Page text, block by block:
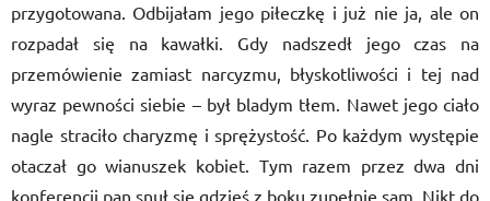
przygotowana. Odbijałam jego piłeczkę i już nie ja, ale on
rozpadał się na kawałki. Gdy nadszedł jego czas na
przemówienie zamiast narcyzmu, błyskotliwości i tej nad
wyraz pewności siebie – był bladym tłem. Nawet jego ciało
nagle straciło charyzmę i sprężystość. Po każdym występie
otaczał go wianuszek kobiet. Tym razem przez dwa dni
konferencji pan snuł się gdzieś z boku zupełnie sam. Nikt do